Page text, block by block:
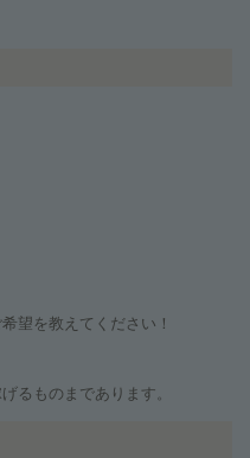
望を教えてください！
るものまであります。